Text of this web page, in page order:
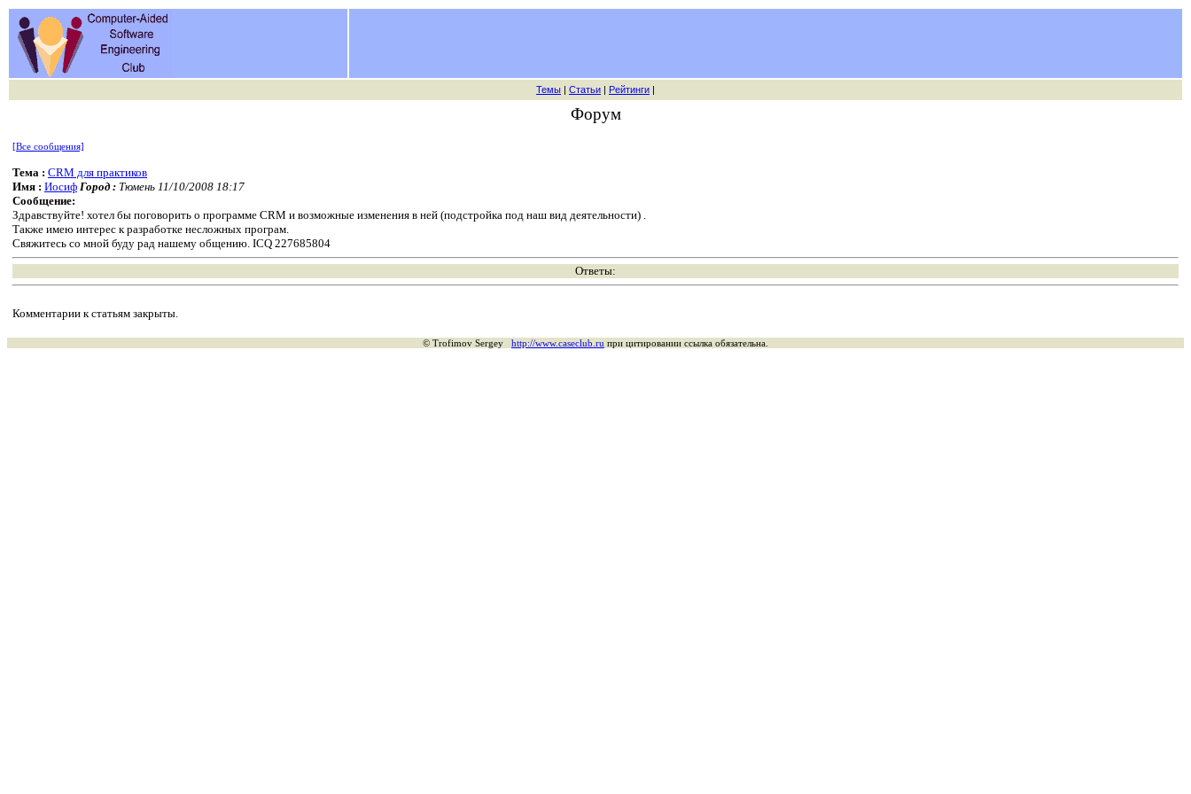
Темы | Статьи | Рейтинги |
Форум
[Все сообщения]
Тема : CRM для практиков
Имя : Иосиф Город : Тюмень 11/10/2008 18:17
Сообщение:
Здравствуйте! хотел бы поговорить о программе CRM и возможные изменения в ней (подстройка под наш вид деятельности) .
Также имею интерес к разработке несложных програм.
Свяжитесь со мной буду рад нашему общению. ICQ 227685804
Ответы:
Комментарии к статьям закрыты.
© Trofimov Sergey http://www.caseclub.ru при цитировании ссылка обязательна.